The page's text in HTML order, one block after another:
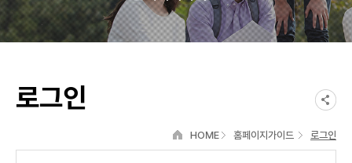
로그인
HOME 홈페이지가이드 로그인